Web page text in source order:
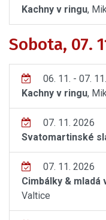
Kachny v ringu,
Sobota, 07.
06. 11. - 07.
Kachny v ringu,
07. 11. 2026
Svatomartinské
07. 11. 2026
Cimbálky &
Valtice